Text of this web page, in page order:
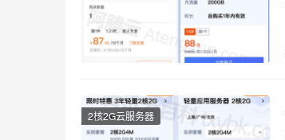
2核2G云服务器